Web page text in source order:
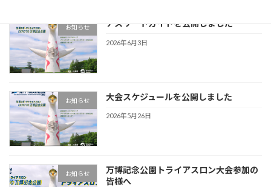
お知らせ アスリートガイドを公開しました
2026年6月3日
お知らせ 大会スケジュールを公開しました
2026年5月26日
お知らせ
万博記念公園トライアスロン大会参加の
皆様へ